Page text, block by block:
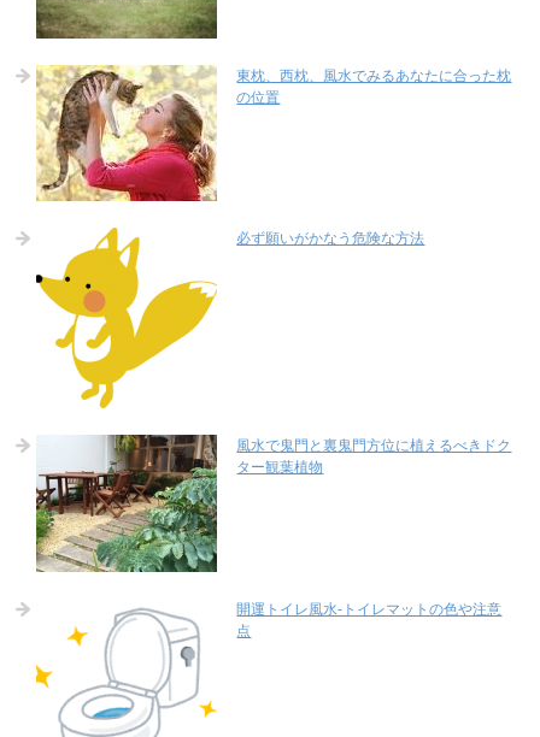
東枕、西枕、風水でみるあなたに合った枕
の位置
必ず願いがかなう危険な方法
風水で鬼門と裏鬼門方位に植えるべきドク
ター観葉植物
開運トイレ風水-トイレマットの色や注意
点